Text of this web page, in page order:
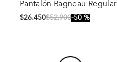
Pantalón Bagneau Regular
Indigo
$26.450$52.900 50 %
Talla